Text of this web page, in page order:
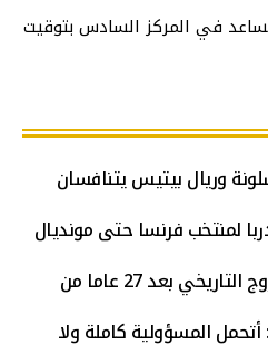
في المركز السادس بتوقيت
وريال بيتيس يتنافسان
لمنتخب فرنسا حتى مونديال
كير يحطم رقم هشام الكروج التاريخي بعد 27 عاما من
المسؤولية كاملة ولا